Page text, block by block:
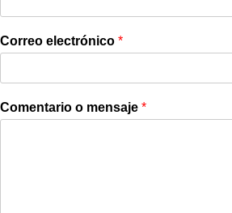
Correo electrónico *
Comentario o mensaje *